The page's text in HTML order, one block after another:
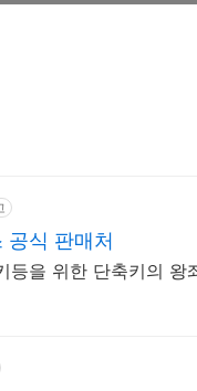
식 판매처
등을 위한 단축키의 왕